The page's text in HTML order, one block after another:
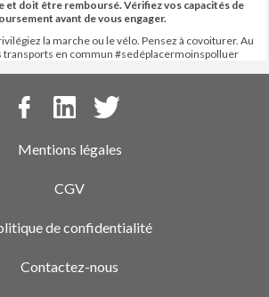
et doit être remboursé. Vérifiez vos capacités de
avant de vous engager.
la marche ou le vélo. Pensez à covoiturer. Au
transports en commun #sedéplacermoinspolluer
Mentions légales
CGV
de confidentialité
Contactez-nous